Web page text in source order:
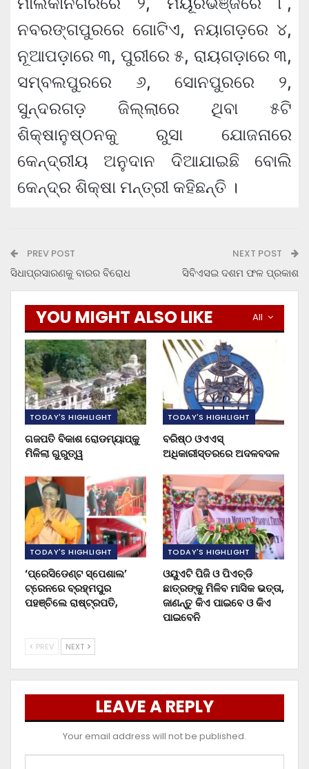
ନବରଙ୍ଗପୁରରେ ଗୋଟିଏ, ନୟାଗଡ଼ରେ ୪,
ନୂଆପଡ଼ାରେ ୩, ପୁରୀରେ ୫, ରାୟଗଡ଼ାରେ ୩,
ସମ୍ବଲପୁରରେ ୬, ସୋନପୁରରେ ୨,
ସୁନ୍ଦରଗଡ଼ ଜିଲ୍ଲାରେ ଥିବା ୫ଟି
ଶିକ୍ଷାନୁଷ୍ଠନକୁ ରୁସା ଯୋଜନାରେ
କେନ୍ଦ୍ରୀୟ ଅନୁଦାନ ଦିଆଯାଇଛି ବୋଲି
କେନ୍ଦ୍ର ଶିକ୍ଷା ମନ୍ତ୍ରୀ କହିଛନ୍ତି ।
PREV POST
ସିଧାପ୍ରସାରଣକୁ ବାରର ବିରୋଧ
NEXT POST
ସିବିଏସଇ ଦଶମ ଫଳ ପ୍ରକାଶ
All
YOU MIGHT ALSO LIKE
TODAY'S HIGHLIGHT
ଗଜପତି ବିକାଶ ରୋଡମ୍ୟାପ୍‌କୁ
ମିଳିଲା ଗୁରୁତ୍ୱ
TODAY'S HIGHLIGHT
ବରିଷ୍ଠ ଓଏଏସ୍‌
ଅଧିକାରୀସ୍ତରରେ ଅଦଳବଦଳ
TODAY'S HIGHLIGHT
‘ପ୍ରେସିଡେଣ୍ଟ ସ୍ପେଶାଲ’
ଟ୍ରେନରେ ବ୍ରହ୍ମପୁର
ପହଞ୍ଚିଲେ ରାଷ୍ଟ୍ରପତି,
TODAY'S HIGHLIGHT
ଓୟୁଏଟି ପିଜି ଓ ପିଏଚ୍‌ଡି
ଛାତ୍ରଙ୍କୁ ମିଳିବ ମାସିକ ଭତ୍ତା,
ଜାଣନ୍ତୁ କିଏ ପାଇବେ ଓ କିଏ
ପାଇବେନି
PREV NEXT
LEAVE A REPLY
Your email address will not be published.